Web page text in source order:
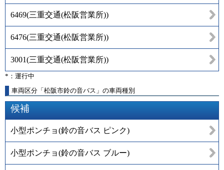
6469(三重交通(松阪営業所))
6476(三重交通(松阪営業所))
3001(三重交通(松阪営業所))
*：運行中
車両区分「松阪市鈴の音バス」の車両種別
候補
小型ポンチョ(鈴の音バス ピンク)
小型ポンチョ(鈴の音バス ブルー)